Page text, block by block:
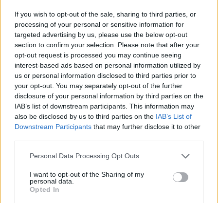
If you wish to opt-out of the sale, sharing to third parties, or
processing of your personal or sensitive information for
targeted advertising by us, please use the below opt-out
section to confirm your selection. Please note that after your
opt-out request is processed you may continue seeing
interest-based ads based on personal information utilized by
us or personal information disclosed to third parties prior to
your opt-out. You may separately opt-out of the further
disclosure of your personal information by third parties on the
IAB’s list of downstream participants. This information may
also be disclosed by us to third parties on the IAB’s List of
Downstream Participants that may further disclose it to other
Personal Data Processing Opt Outs
I want to opt-out of the Sharing of my
personal data.
Opted In
darían preponderancia al fichaje de Rose, según
Hoopshype.